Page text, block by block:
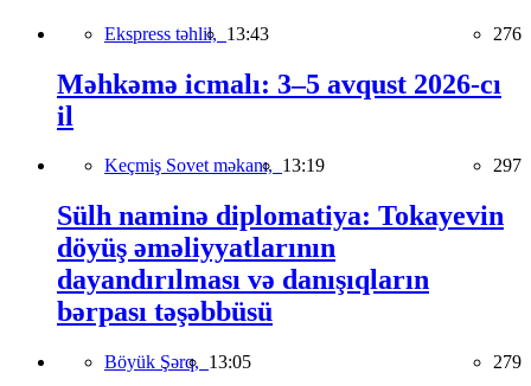
Ekspress təhlil, 13:43 276
Məhkəmə icmalı: 3–5 avqust 2026-cı
il
Keçmiş Sovet məkanı, 13:19 297
Sülh naminə diplomatiya: Tokayevin
döyüş əməliyyatlarının
dayandırılması və danışıqların
bərpası təşəbbüsü
Böyük Şərq, 13:05 279